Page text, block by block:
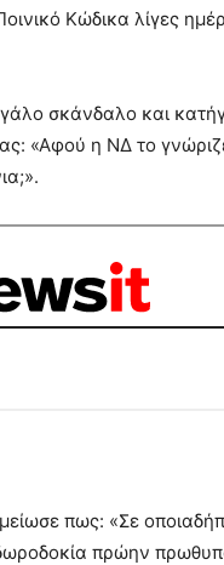
Κώδικα λίγες
σκάνδαλο και
«Αφού η ΝΔ το
πως: «Σε
πρώην